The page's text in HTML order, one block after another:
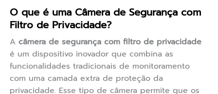
O que é uma Câmera de Segurança com
Filtro de Privacidade?
A câmera de segurança com filtro de privacidade
é um dispositivo inovador que combina as
funcionalidades tradicionais de monitoramento
com uma camada extra de proteção da
privacidade. Esse tipo de câmera permite que os